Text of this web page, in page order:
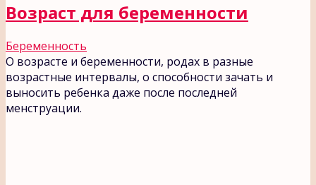
Возраст для беременности
Беременность
О возрасте и беременности, родах в разные
возрастные интервалы, о способности зачать и
выносить ребенка даже после последней
менструации.